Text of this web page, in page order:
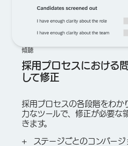
傾聴
採用プロセスにおける
して修正
採用プロセスの各段階をわか
力なツールで、修正が必要な
きます。
ステージごとのコンバー